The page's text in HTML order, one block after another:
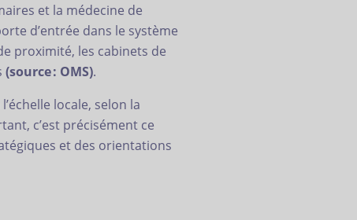
et la médecine de
d’entrée dans le système
proximité, les cabinets de
(source : OMS).
locale, selon la
c’est précisément ce
et des orientations